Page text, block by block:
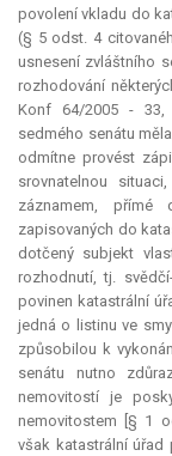
povolení vkladu do
(§ 5 odst. 4
usnesení zvláštního
rozhodování
Konf 64/2005 - 33,
sedmého senátu
odmítne provést
srovnatelnou
záznamem,
zapisovaných do
dotčený subjekt
rozhodnutí, tj.
povinen katastrální
jedná o listinu ve
způsobilou k
senátu nutno
nemovitostí je
nemovitostem [§ 1
však katastrální